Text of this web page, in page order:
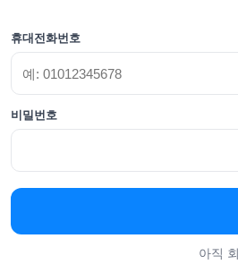
휴대전화번호
비밀번호
아직